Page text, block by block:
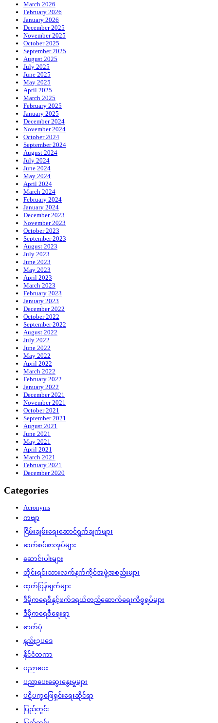
March 2026
February 2026
January 2026
December 2025
November 2025
October 2025
September 2025
August 2025
July 2025
June 2025
May 2025
April 2025
March 2025
February 2025
January 2025
December 2024
November 2024
October 2024
September 2024
August 2024
July 2024
June 2024
May 2024
April 2024
March 2024
February 2024
January 2024
December 2023
November 2023
October 2023
September 2023
August 2023
July 2023
June 2023
May 2023
April 2023
March 2023
February 2023
January 2023
December 2022
October 2022
September 2022
August 2022
July 2022
June 2022
May 2022
April 2022
March 2022
February 2022
January 2022
December 2021
November 2021
October 2021
September 2021
August 2021
June 2021
May 2021
April 2021
March 2021
February 2021
December 2020
Categories
Acronyms
ကဗျာ
ငြိမ်းချမ်းရေးဆောင်ရွက်ချက်များ
ဆက်စပ်စာအုပ်များ
ဆောင်းပါးများ
တိုင်းရင်းသားလက်နက်ကိုင်အဖွဲ့အစည်းများ
ထုတ်ပြန်ချက်များ
ဒီမိုကရေစီနှင့်ဖက်ဒရယ်တည်ဆောက်‌ရေးကိစ္စရပ်များ
ဒီမိုကရေစီရေးရာ
ဓာတ်ပုံ
နည်းဥပဒေ
နိုင်ငံတကာ
ပညာပေး
ပညာပေးဆွေးနွေးမှုများ
ပဋိပက္ခဖြေရှင်းရေးဆိုင်ရာ
ပြည်တွင်း